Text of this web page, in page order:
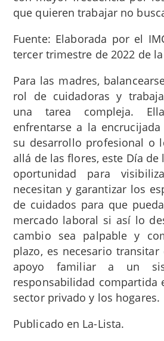
que quieren trabajar no
Fuente: Elaborada por el
tercer trimestre de 2022 de la
Para las madres,
rol de cuidadoras y
una tarea compleja.
enfrentarse a la
su desarrollo profesional o
allá de las flores, este Día de
oportunidad para
necesitan y garantizar los
de cuidados para que
mercado laboral si así lo
cambio sea palpable y
plazo, es necesario
apoyo familiar a un
responsabilidad compartida
sector privado y los hogares.
Publicado en La-Lista.